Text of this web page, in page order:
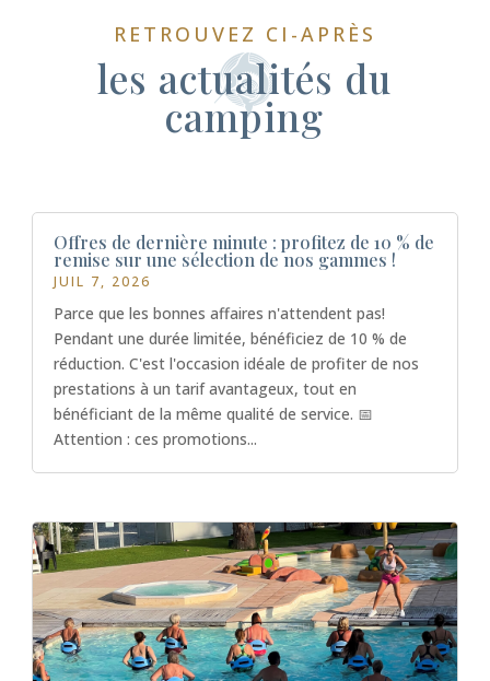
RETROUVEZ CI-APRÈS
les actualités du
camping
Offres de dernière minute : profitez de 10 % de
remise sur une sélection de nos gammes !
JUIL 7, 2026
Parce que les bonnes affaires n'attendent pas!
Pendant une durée limitée, bénéficiez de 10 % de
réduction. C'est l'occasion idéale de profiter de nos
prestations à un tarif avantageux, tout en
bénéficiant de la même qualité de service. 📅
Attention : ces promotions...